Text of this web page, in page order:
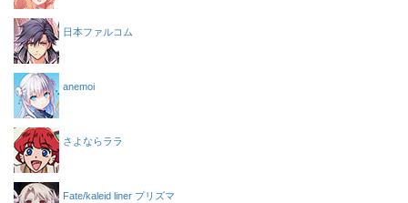
日本ファルコム
anemoi
さよならララ
Fate/kaleid liner プリズマ